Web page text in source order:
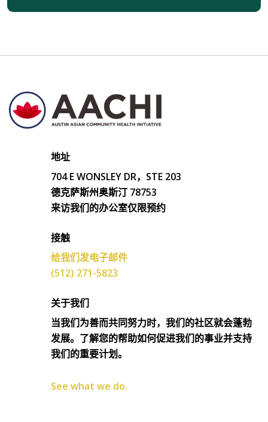
地址
704 E WONSLEY DR，STE 203
德克萨斯州奥斯汀 78753
来访我们的办公室仅限预约
接触
给我们发电子邮件
(512) 271-5823
关于我们
当我们为善而共同努力时，我们的社区就会蓬勃
发展。了解您的帮助如何促进我们的事业并支持
我们的重要计划。
See what we do.